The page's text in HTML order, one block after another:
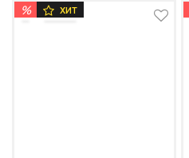
% ХИТ